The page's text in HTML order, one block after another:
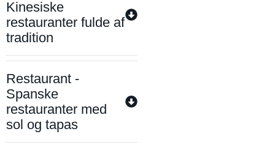
Kinesiske
restauranter fulde af
tradition
Restaurant -
Spanske
restauranter med
sol og tapas